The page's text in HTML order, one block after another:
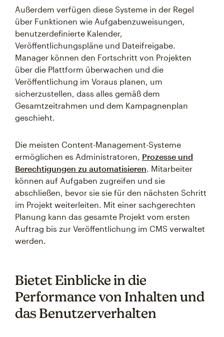
Außerdem verfügen diese Systeme in der Regel
über Funktionen wie Aufgabenzuweisungen,
benutzerdefinierte Kalender,
Veröffentlichungspläne und Dateifreigabe.
Manager können den Fortschritt von Projekten
über die Plattform überwachen und die
Veröffentlichung im Voraus planen, um
sicherzustellen, dass alles gemäß dem
Gesamtzeitrahmen und dem Kampagnenplan
geschieht.
Die meisten Content-Management-Systeme
ermöglichen es Administratoren, Prozesse und
Berechtigungen zu automatisieren. Mitarbeiter
können auf Aufgaben zugreifen und sie
abschließen, bevor sie sie für den nächsten Schritt
im Projekt weiterleiten. Mit einer sachgerechten
Planung kann das gesamte Projekt vom ersten
Auftrag bis zur Veröffentlichung im CMS verwaltet
werden.
Bietet Einblicke in die
Performance von Inhalten und
das Benutzerverhalten